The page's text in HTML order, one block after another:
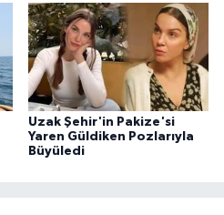
Uzak Şehir'in Pakize'si
Yaren Güldiken Pozlarıyla
Büyüledi